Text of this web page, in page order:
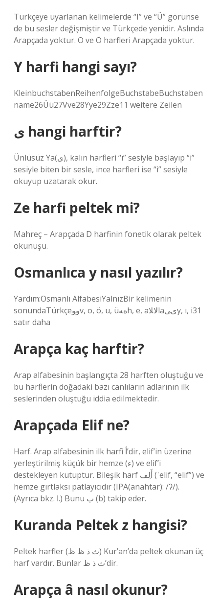
Türkçeye uyarlanan kelimelerde “I” ve “Ü” görünse
de bu sesler değişmiştir ve Türkçede yenidir. Aslında
Arapçada yoktur. O ve Ö harfleri Arapçada yoktur.
Y harfi hangi sayı?
KleinbuchstabenReihenfolgeBuchstabeBuchstaben
name26Üü27Vve28Yye29Zze11 weitere Zeilen
ى hangi harftir?
Ünlüsüz Ya(ﻯ), kalın harfleri “ı” sesiyle başlayıp “i”
sesiyle biten bir sesle, ince harfleri ise “i” sesiyle
okuyup uzatarak okur.
Ze harfi peltek mi?
Mahreç – Arapçada D harfinin fonetik olarak peltek
okunuşu.
Osmanlıca y nasıl yazılır?
Yardım:Osmanlı AlfabesiYalnızBir kelimenin
sonundaTürkçeﻭﻮv, o, ö, u, üﻩﻪh, e, aﻻﻼlaﻯﻰy, ı, i31
satır daha
Arapça kaç harftir?
Arap alfabesinin başlangıçta 28 harften oluştuğu ve
bu harflerin doğadaki bazı canlıların adlarının ilk
seslerinden oluştuğu iddia edilmektedir.
Arapçada Elif ne?
Harf. Arap alfabesinin ilk harfi أ’dir, elif’in üzerine
yerleştirilmiş küçük bir hemze (ء) ve elif’i
destekleyen kutuptur. Bileşik harf أَلِف‎ (ʾelif, “elif”) ve
hemze gırtlaksı patlayıcıdır (IPA(anahtar): /ʔ/).
(Ayrıca bkz. ا.) Bunu ب (b) takip eder.
Kuranda Peltek z hangisi?
Peltek harfler (ث ذ ظ ظ) Kur’an’da peltek okunan üç
harf vardır. Bunlar ث ذ ظ’dir.
Arapça â nasıl okunur?